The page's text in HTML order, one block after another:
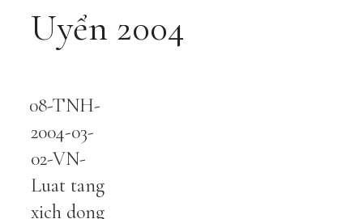
Uyển 2004
08-TNH-
2004-03-
02-VN-
Luat tang
xich dong